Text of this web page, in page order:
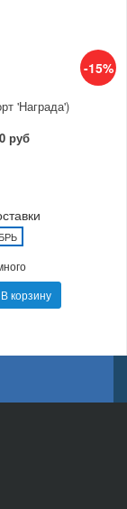
-15%
'Награда')
руб
В корзину